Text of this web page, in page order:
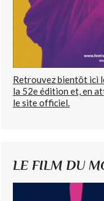
Retrouvez bientôt ici
la 52e édition et, en
le site officiel.
LE FILM DU